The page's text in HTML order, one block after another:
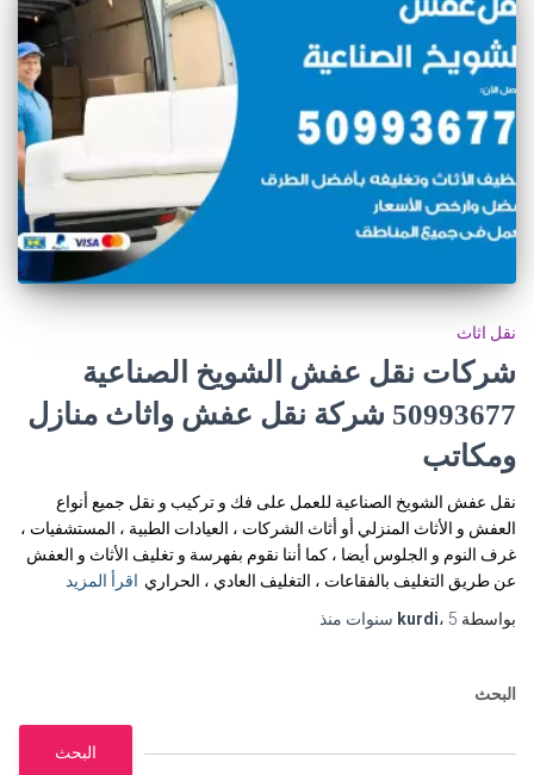
نقل اثاث
شركات نقل عفش الشويخ الصناعية
50993677 شركة نقل عفش واثاث منازل
ومكاتب
نقل عفش الشويخ الصناعية للعمل على فك و تركيب و نقل جميع أنواع
العفش و الأثاث المنزلي أو أثاث الشركات ، العيادات الطبية ، المستشفيات ،
غرف النوم و الجلوس أيضا ، كما أننا نقوم بفهرسة و تغليف الأثاث و العفش
عن طريق التغليف بالفقاعات ، التغليف العادي ، الحراري اقرأ المزيد
بواسطة
kurdi، 5 سنوات منذ
البحث
البحث